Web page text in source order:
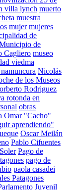
villa lynch muerto
muestra
mujer mujeres
de
de
Cagliero museo
viedma
Nicolás
de los Museos
Rodriguez
rotonda en
obras
Omar "Cacho"
aprendiendo"
Oscar Meilán
Pablo Cifuentes
Pago de
pago de
paola casadei
Patagones
Juvenil